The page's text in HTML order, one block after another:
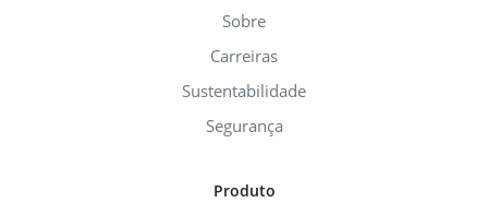
Sobre
Carreiras
Sustentabilidade
Segurança
Produto